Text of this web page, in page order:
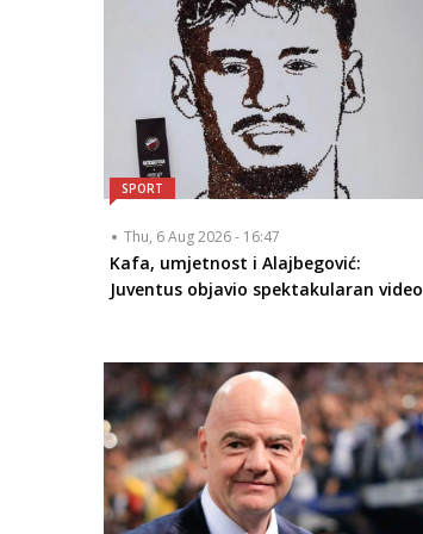
SPORT
Thu, 6 Aug 2026 - 16:47
Kafa, umjetnost i Alajbegović:
Juventus objavio spektakularan video